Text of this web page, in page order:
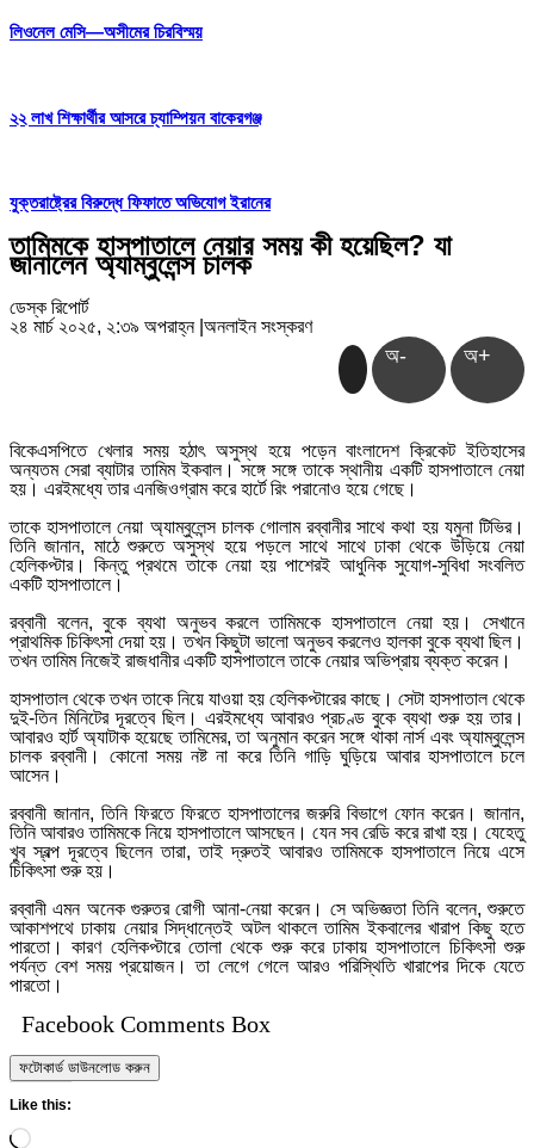
লিওনেল মেসি—অসীমের চিরবিস্ময়
২২ লাখ শিক্ষার্থীর আসরে চ্যাম্পিয়ন বাকেরগঞ্জ
যুক্তরাষ্ট্রের বিরুদ্ধে ফিফাতে অভিযোগ ইরানের
তামিমকে হাসপাতালে নেয়ার সময় কী হয়েছিল? যা
জানালেন অ্যাম্বুলেন্স চালক
ডেস্ক রিপোর্ট
২৪ মার্চ ২০২৫, ২:৩৯ অপরাহ্ন অনলাইন সংস্করণ
অ- অ+
বিকেএসপিতে খেলার সময় হঠাৎ অসুস্থ হয়ে পড়েন বাংলাদেশ ক্রিকেট ইতিহাসের
অন্যতম সেরা ব্যাটার তামিম ইকবাল। সঙ্গে সঙ্গে তাকে স্থানীয় একটি হাসপাতালে নেয়া
হয়। এরইমধ্যে তার এনজিওগ্রাম করে হার্টে রিং পরানোও হয়ে গেছে।
তাকে হাসপাতালে নেয়া অ্যাম্বুলেন্স চালক গোলাম রব্বানীর সাথে কথা হয় যমুনা টিভির।
তিনি জানান, মাঠে শুরুতে অসুস্থ হয়ে পড়লে সাথে সাথে ঢাকা থেকে উড়িয়ে নেয়া
হেলিকপ্টার। কিন্তু প্রথমে তাকে নেয়া হয় পাশেরই আধুনিক সুযোগ-সুবিধা সংবলিত
একটি হাসপাতালে।
রব্বানী বলেন, বুকে ব্যথা অনুভব করলে তামিমকে হাসপাতালে নেয়া হয়। সেখানে
প্রাথমিক চিকিৎসা দেয়া হয়। তখন কিছুটা ভালো অনুভব করলেও হালকা বুকে ব্যথা ছিল।
তখন তামিম নিজেই রাজধানীর একটি হাসপাতালে তাকে নেয়ার অভিপ্রায় ব্যক্ত করেন।
হাসপাতাল থেকে তখন তাকে নিয়ে যাওয়া হয় হেলিকপ্টারের কাছে। সেটা হাসপাতাল থেকে
দুই-তিন মিনিটের দূরত্বে ছিল। এরইমধ্যে আবারও প্রচণ্ড বুকে ব্যথা শুরু হয় তার।
আবারও হার্ট অ্যাটাক হয়েছে তামিমের, তা অনুমান করেন সঙ্গে থাকা নার্স এবং অ্যাম্বুলেন্স
চালক রব্বানী। কোনো সময় নষ্ট না করে তিনি গাড়ি ঘুড়িয়ে আবার হাসপাতালে চলে
আসেন।
রব্বানী জানান, তিনি ফিরতে ফিরতে হাসপাতালের জরুরি বিভাগে ফোন করেন। জানান,
তিনি আবারও তামিমকে নিয়ে হাসপাতালে আসছেন। যেন সব রেডি করে রাখা হয়। যেহেতু
খুব স্বল্প দূরত্বে ছিলেন তারা, তাই দ্রুতই আবারও তামিমকে হাসপাতালে নিয়ে এসে
চিকিৎসা শুরু হয়।
রব্বানী এমন অনেক গুরুতর রোগী আনা-নেয়া করেন। সে অভিজ্ঞতা তিনি বলেন, শুরুতে
আকাশপথে ঢাকায় নেয়ার সিদ্ধান্তেই অটল থাকলে তামিম ইকবালের খারাপ কিছু হতে
পারতো। কারণ হেলিকপ্টারে তোলা থেকে শুরু করে ঢাকায় হাসপাতালে চিকিৎসা শুরু
পর্যন্ত বেশ সময় প্রয়োজন। তা লেগে গেলে আরও পরিস্থিতি খারাপের দিকে যেতে
পারতো।
Facebook Comments Box
ফটোকার্ড ডাউনলোড করুন
Like this:
Loading…